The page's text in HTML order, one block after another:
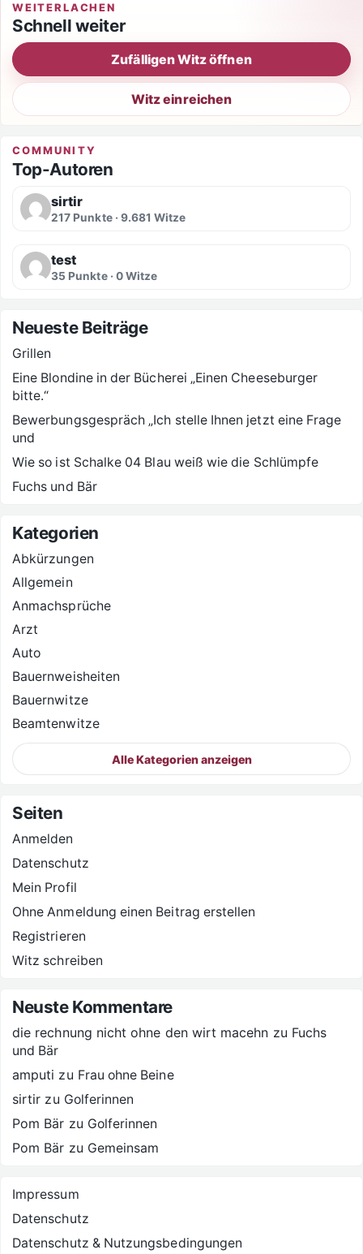
WEITERLACHEN
Schnell weiter
Zufälligen Witz öffnen
Witz einreichen
COMMUNITY
Top-Autoren
sirtir
217 Punkte · 9.681 Witze
test
35 Punkte · 0 Witze
Neueste Beiträge
Grillen
Eine Blondine in der Bücherei „Einen Cheeseburger
bitte.“
Bewerbungsgespräch „Ich stelle Ihnen jetzt eine Frage
und
Wie so ist Schalke 04 Blau weiß wie die Schlümpfe
Fuchs und Bär
Kategorien
Abkürzungen
Allgemein
Anmachsprüche
Arzt
Auto
Bauernweisheiten
Bauernwitze
Beamtenwitze
Alle Kategorien anzeigen
Seiten
Anmelden
Datenschutz
Mein Profil
Ohne Anmeldung einen Beitrag erstellen
Registrieren
Witz schreiben
Neuste Kommentare
die rechnung nicht ohne den wirt macehn zu Fuchs
und Bär
amputi zu Frau ohne Beine
sirtir zu Golferinnen
Pom Bär zu Golferinnen
Pom Bär zu Gemeinsam
Impressum
Datenschutz
Datenschutz & Nutzungsbedingungen